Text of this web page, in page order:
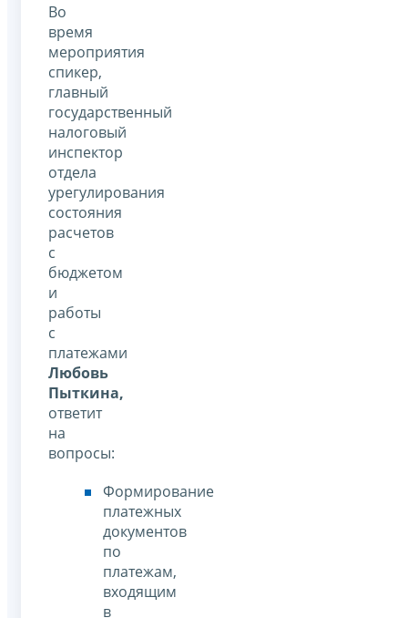
Во
время
мероприятия
спикер,
главный
государственный
налоговый
инспектор
отдела
урегулирования
состояния
расчетов
с
бюджетом
и
работы
с
платежами
Любовь
Пыткина,
ответит
на
вопросы:
Формирование
платежных
документов
по
платежам,
входящим
в